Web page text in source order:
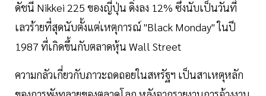
ดัชนี Nikkei 225 ของญี่ปุ่น ดิ่งลง 12% ซึ่งนับเป็นวันที่
เลวร้ายที่สุดนับตั้งแต่เหตุการณ์ "Black Monday" ในปี
1987 ที่เกิดขึ้นกับตลาดหุ้น Wall Street
ความกลัวเกี่ยวกับภาวะถดถอยในสหรัฐฯ เป็นสาเหตุหลัก